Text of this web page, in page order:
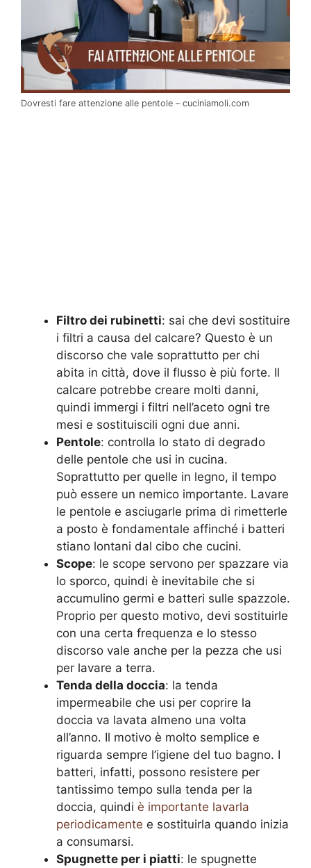
Dovresti fare attenzione alle pentole – cuciniamoli.com
Filtro dei rubinetti: sai che devi sostituire
i filtri a causa del calcare? Questo è un
discorso che vale soprattutto per chi
abita in città, dove il flusso è più forte. Il
calcare potrebbe creare molti danni,
quindi immergi i filtri nell’aceto ogni tre
mesi e sostituiscili ogni due anni.
Pentole: controlla lo stato di degrado
delle pentole che usi in cucina.
Soprattutto per quelle in legno, il tempo
può essere un nemico importante. Lavare
le pentole e asciugarle prima di rimetterle
a posto è fondamentale affinché i batteri
stiano lontani dal cibo che cucini.
Scope: le scope servono per spazzare via
lo sporco, quindi è inevitabile che si
accumulino germi e batteri sulle spazzole.
Proprio per questo motivo, devi sostituirle
con una certa frequenza e lo stesso
discorso vale anche per la pezza che usi
per lavare a terra.
Tenda della doccia: la tenda
impermeabile che usi per coprire la
doccia va lavata almeno una volta
all’anno. Il motivo è molto semplice e
riguarda sempre l’igiene del tuo bagno. I
batteri, infatti, possono resistere per
tantissimo tempo sulla tenda per la
doccia, quindi è importante lavarla
periodicamente e sostituirla quando inizia
a consumarsi.
Spugnette per i piatti: le spugnette